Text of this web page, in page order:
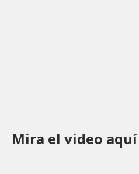
Mira el video aquí